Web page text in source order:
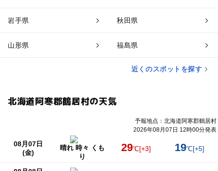
岩手県 秋田県
山形県 福島県
近くのスポットを探す
北海道阿寒郡鶴居村の天気
予報地点：北海道阿寒郡鶴居村
2026年08月07日 12時00分発表
08月07日
(金)
晴れ 時々 くも
り
29℃[+3] 19℃[+5]